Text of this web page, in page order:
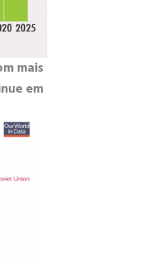
mais
em